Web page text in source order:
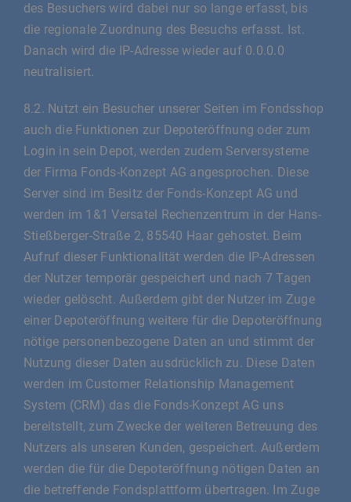
des Besuchers wird dabei nur so lange erfasst, bis
die regionale Zuordnung des Besuchs erfasst. Ist.
Danach wird die IP-Adresse wieder auf 0.0.0.0
neutralisiert.
8.2. Nutzt ein Besucher unserer Seiten im Fondsshop
auch die Funktionen zur Depoteröffnung oder zum
Login in sein Depot, werden zudem Serversysteme
der Firma Fonds-Konzept AG angesprochen. Diese
Server sind im Besitz der Fonds-Konzept AG und
werden im 1&1 Versatel Rechenzentrum in der Hans-
Stießberger-Straße 2, 85540 Haar gehostet. Beim
Aufruf dieser Funktionalität werden die IP-Adressen
der Nutzer temporär gespeichert und nach 7 Tagen
wieder gelöscht. Außerdem gibt der Nutzer im Zuge
einer Depoteröffnung weitere für die Depoteröffnung
nötige personenbezogene Daten an und stimmt der
Nutzung dieser Daten ausdrücklich zu. Diese Daten
werden im Customer Relationship Management
System (CRM) das die Fonds-Konzept AG uns
bereitstellt, zum Zwecke der weiteren Betreuung des
Nutzers als unseren Kunden, gespeichert. Außerdem
werden die für die Depoteröffnung nötigen Daten an
die betreffende Fondsplattform übertragen. Im Zuge